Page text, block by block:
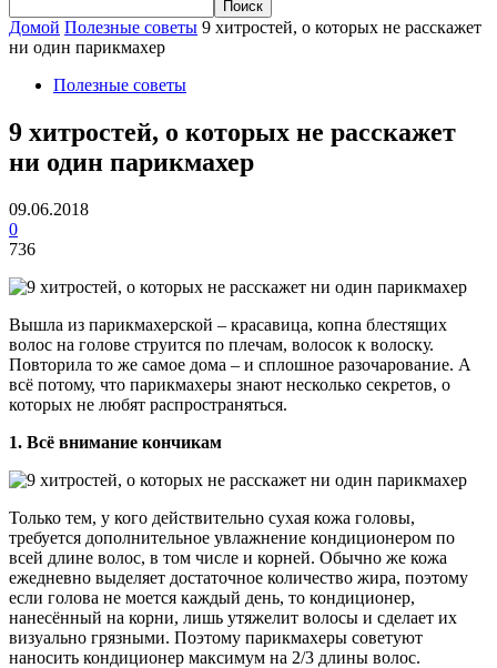
Домой Полезные советы 9 хитростей, о которых не расскажет
ни один парикмахер
Полезные советы
9 хитростей, о которых не расскажет
ни один парикмахер
09.06.2018
0
736
Вышла из парикмахерской – красавица, копна блестящих
волос на голове струится по плечам, волосок к волоску.
Повторила то же самое дома – и сплошное разочарование. А
всё потому, что парикмахеры знают несколько секретов, о
которых не любят распространяться.
1. Всё внимание кончикам
Только тем, у кого действительно сухая кожа головы,
требуется дополнительное увлажнение кондиционером по
всей длине волос, в том числе и корней. Обычно же кожа
ежедневно выделяет достаточное количество жира, поэтому
если голова не моется каждый день, то кондиционер,
нанесённый на корни, лишь утяжелит волосы и сделает их
визуально грязными. Поэтому парикмахеры советуют
наносить кондиционер максимум на 2/3 длины волос.